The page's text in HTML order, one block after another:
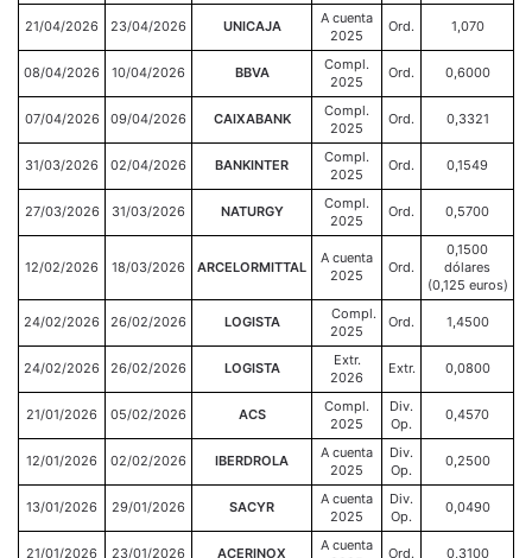
21/04/2026 23/04/2026 UNICAJA
A cuenta
2025
Ord. 1,070
08/04/2026 10/04/2026 BBVA
Compl.
2025
Ord. 0,6000
07/04/2026 09/04/2026 CAIXABANK
Compl.
2025
Ord. 0,3321
31/03/2026 02/04/2026 BANKINTER
Compl.
2025
Ord. 0,1549
27/03/2026 31/03/2026 NATURGY
Compl.
2025
Ord. 0,5700
12/02/2026 18/03/2026 ARCELORMITTAL
A cuenta
2025
Ord.
0,1500
dólares
(0,125 euros)
24/02/2026 26/02/2026 LOGISTA
Compl.
2025
Ord. 1,4500
24/02/2026 26/02/2026 LOGISTA
Extr.
2026
Extr. 0,0800
21/01/2026 05/02/2026 ACS
Compl.
2025
Div.
Op.
0,4570
12/01/2026 02/02/2026 IBERDROLA
A cuenta
2025
Div.
Op.
0,2500
13/01/2026 29/01/2026 SACYR
A cuenta
2025
Div.
Op.
0,0490
21/01/2026 23/01/2026 ACERINOX
A cuenta
Ord. 0,3100